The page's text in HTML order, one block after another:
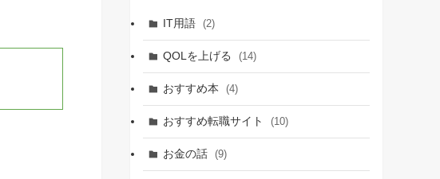
IT用語 (2)
QOLを上げる (14)
おすすめ本 (4)
おすすめ転職サイト (10)
お金の話 (9)